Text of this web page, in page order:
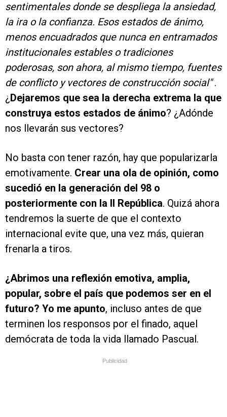
sentimentales donde se despliega la ansiedad,
la ira o la confianza. Esos estados de ánimo,
menos encuadrados que nunca en entramados
institucionales estables o tradiciones
poderosas, son ahora, al mismo tiempo, fuentes
de conflicto y vectores de construcción social".
¿ Dejaremos que sea la derecha extrema la que
construya estos estados de ánimo? ¿Adónde
nos llevarán sus vectores?
No basta con tener razón, hay que popularizarla
emotivamente. Crear una ola de opinión, como
sucedió en la generación del 98 o
posteriormente con la II República. Quizá ahora
tendremos la suerte de que el contexto
internacional evite que, una vez más, quieran
frenarla a tiros.
¿Abrimos una reflexión emotiva, amplia,
popular, sobre el país que podemos ser en el
futuro? Yo me apunto, incluso antes de que
terminen los responsos por el finado, aquel
demócrata de toda la vida llamado Pascual.
Publicidad